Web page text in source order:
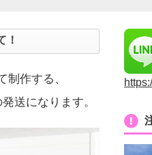
！
作する、
送になります。